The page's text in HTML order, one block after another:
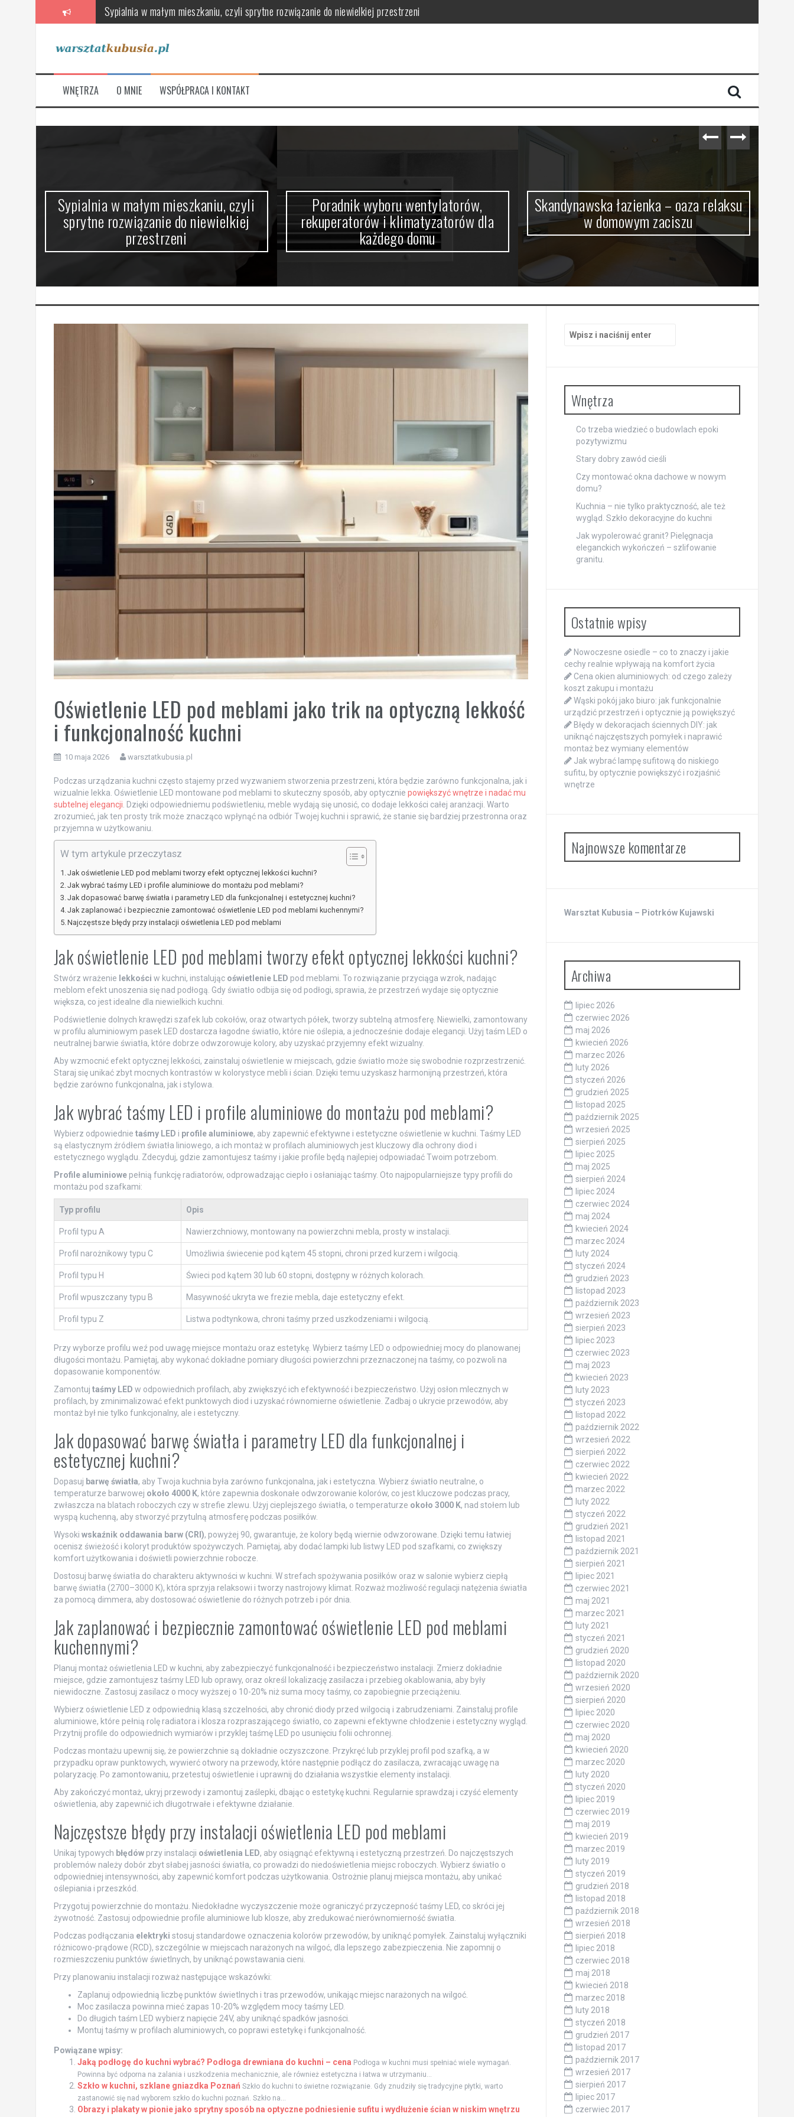
Poradnik wyboru wentylatorów, rekuperatorów i klimatyzatorów dla każdego domu
Stylowe i funkcjonalne, czyli jak urządza się nowoczesne wnętrza
Jak wybrać meble łazienkowe, które łączą funkcjonalność i estetykę?
Na co zwrócić uwagę przy wyborze nowej kabiny prysznicowej?
Sypialnia w małym mieszkaniu, czyli sprytne rozwiązanie do niewielkiej przestrzeni
WNĘTRZA O MNIE WSPÓŁPRACA I KONTAKT
Sypialnia w małym mieszkaniu, czyli
sprytne rozwiązanie do niewielkiej
przestrzeni
Poradnik wyboru wentylatorów,
rekuperatorów i klimatyzatorów dla
każdego domu
Skandynawska łazienka – oaza relaksu
w domowym zaciszu
Oświetlenie LED pod meblami jako trik na optyczną lekkość
i funkcjonalność kuchni
10 maja 2026 warsztatkubusia.pl
Podczas urządzania kuchni często stajemy przed wyzwaniem stworzenia przestrzeni, która będzie zarówno funkcjonalna, jak i
wizualnie lekka. Oświetlenie LED montowane pod meblami to skuteczny sposób, aby optycznie powiększyć wnętrze i nadać mu
subtelnej elegancji. Dzięki odpowiedniemu podświetleniu, meble wydają się unosić, co dodaje lekkości całej aranżacji. Warto
zrozumieć, jak ten prosty trik może znacząco wpłynąć na odbiór Twojej kuchni i sprawić, że stanie się bardziej przestronna oraz
przyjemna w użytkowaniu.
W tym artykule przeczytasz
Jak oświetlenie LED pod meblami tworzy efekt optycznej lekkości kuchni?
Jak wybrać taśmy LED i profile aluminiowe do montażu pod meblami?
Jak dopasować barwę światła i parametry LED dla funkcjonalnej i estetycznej kuchni?
Jak zaplanować i bezpiecznie zamontować oświetlenie LED pod meblami kuchennymi?
Najczęstsze błędy przy instalacji oświetlenia LED pod meblami
Jak oświetlenie LED pod meblami tworzy efekt optycznej lekkości kuchni?
Stwórz wrażenie lekkości w kuchni, instalując oświetlenie LED pod meblami. To rozwiązanie przyciąga wzrok, nadając
meblom efekt unoszenia się nad podłogą. Gdy światło odbija się od podłogi, sprawia, że przestrzeń wydaje się optycznie
większa, co jest idealne dla niewielkich kuchni.
Podświetlenie dolnych krawędzi szafek lub cokołów, oraz otwartych półek, tworzy subtelną atmosferę. Niewielki, zamontowany
w profilu aluminiowym pasek LED dostarcza łagodne światło, które nie oślepia, a jednocześnie dodaje elegancji. Użyj taśm LED o
neutralnej barwie światła, które dobrze odwzorowuje kolory, aby uzyskać przyjemny efekt wizualny.
Aby wzmocnić efekt optycznej lekkości, zainstaluj oświetlenie w miejscach, gdzie światło może się swobodnie rozprzestrzenić.
Staraj się unikać zbyt mocnych kontrastów w kolorystyce mebli i ścian. Dzięki temu uzyskasz harmonijną przestrzeń, która
będzie zarówno funkcjonalna, jak i stylowa.
Jak wybrać taśmy LED i profile aluminiowe do montażu pod meblami?
Wybierz odpowiednie taśmy LED i profile aluminiowe, aby zapewnić efektywne i estetyczne oświetlenie w kuchni. Taśmy LED
są elastycznym źródłem światła liniowego, a ich montaż w profilach aluminiowych jest kluczowy dla ochrony diod i
estetycznego wyglądu. Zdecyduj, gdzie zamontujesz taśmy i jakie profile będą najlepiej odpowiadać Twoim potrzebom.
Profile aluminiowepełnią funkcję radiatorów, odprowadzając ciepło i osłaniając taśmy. Oto najpopularniejsze typy profili do
montażu pod szafkami:
Typ profilu Opis
Profil typu A Nawierzchniowy, montowany na powierzchni mebla, prosty w instalacji.
Profil narożnikowy typu C Umożliwia świecenie pod kątem 45 stopni, chroni przed kurzem i wilgocią.
Profil typu H Świeci pod kątem 30 lub 60 stopni, dostępny w różnych kolorach.
Profil wpuszczany typu B Masywność ukryta we frezie mebla, daje estetyczny efekt.
Profil typu Z Listwa podtynkowa, chroni taśmy przed uszkodzeniami i wilgocią.
Przy wyborze profilu weź pod uwagę miejsce montażu oraz estetykę. Wybierz taśmy LED o odpowiedniej mocy do planowanej
długości montażu. Pamiętaj, aby wykonać dokładne pomiary długości powierzchni przeznaczonej na taśmy, co pozwoli na
dopasowanie komponentów.
Zamontuj taśmy LED w odpowiednich profilach, aby zwiększyć ich efektywność i bezpieczeństwo. Użyj osłon mlecznych w
profilach, by zminimalizować efekt punktowych diod i uzyskać równomierne oświetlenie. Zadbaj o ukrycie przewodów, aby
montaż był nie tylko funkcjonalny, ale i estetyczny.
Jak dopasować barwę światła i parametry LED dla funkcjonalnej i
estetycznej kuchni?
Dopasuj barwę światła, aby Twoja kuchnia była zarówno funkcjonalna, jak i estetyczna. Wybierz światło neutralne, o
temperaturze barwowej około 4000 K, które zapewnia doskonałe odwzorowanie kolorów, co jest kluczowe podczas pracy,
zwłaszcza na blatach roboczych czy w strefie zlewu. Użyj cieplejszego światła, o temperaturze około 3000 K, nad stołem lub
wyspą kuchenną, aby stworzyć przytulną atmosferę podczas posiłków.
Wysoki wskaźnik oddawania barw (CRI), powyżej 90, gwarantuje, że kolory będą wiernie odwzorowane. Dzięki temu łatwiej
ocenisz świeżość i koloryt produktów spożywczych. Pamiętaj, aby dodać lampki lub listwy LED pod szafkami, co zwiększy
komfort użytkowania i doświetli powierzchnie robocze.
Dostosuj barwę światła do charakteru aktywności w kuchni. W strefach spożywania posiłków oraz w salonie wybierz ciepłą
barwę światła (2700–3000 K), która sprzyja relaksowi i tworzy nastrojowy klimat. Rozważ możliwość regulacji natężenia światła
za pomocą dimmera, aby dostosować oświetlenie do różnych potrzeb i pór dnia.
Jak zaplanować i bezpiecznie zamontować oświetlenie LED pod meblami
kuchennymi?
Planuj montaż oświetlenia LED w kuchni, aby zabezpieczyć funkcjonalność i bezpieczeństwo instalacji. Zmierz dokładnie
miejsce, gdzie zamontujesz taśmy LED lub oprawy, oraz określ lokalizację zasilacza i przebieg okablowania, aby były
niewidoczne. Zastosuj zasilacz o mocy wyższej o 10-20% niż suma mocy taśmy, co zapobiegnie przeciążeniu.
Wybierz oświetlenie LED z odpowiednią klasą szczelności, aby chronić diody przed wilgocią i zabrudzeniami. Zainstaluj profile
aluminiowe, które pełnią rolę radiatora i klosza rozpraszającego światło, co zapewni efektywne chłodzenie i estetyczny wygląd.
Przytnij profile do odpowiednich wymiarów i przyklej taśmę LED po usunięciu folii ochronnej.
Podczas montażu upewnij się, że powierzchnie są dokładnie oczyszczone. Przykręć lub przyklej profil pod szafką, a w
przypadku opraw punktowych, wywierć otwory na przewody, które następnie podłącz do zasilacza, zwracając uwagę na
polaryzację. Po zamontowaniu, przetestuj oświetlenie i uprawnij do działania wszystkie elementy instalacji.
Aby zakończyć montaż, ukryj przewody i zamontuj zaślepki, dbając o estetykę kuchni. Regularnie sprawdzaj i czyść elementy
oświetlenia, aby zapewnić ich długotrwałe i efektywne działanie.
Najczęstsze błędy przy instalacji oświetlenia LED pod meblami
Unikaj typowych błędówprzy instalacji oświetlenia LED, aby osiągnąć efektywną i estetyczną przestrzeń. Do najczęstszych
problemów należy dobór zbyt słabej jasności światła, co prowadzi do niedoświetlenia miejsc roboczych. Wybierz światło o
odpowiedniej intensywności, aby zapewnić komfort podczas użytkowania. Ostrożnie planuj miejsca montażu, aby unikać
oślepiania i przeszkód.
Przygotuj powierzchnie do montażu. Niedokładne wyczyszczenie może ograniczyć przyczepność taśmy LED, co skróci jej
żywotność. Zastosuj odpowiednie profile aluminiowe lub klosze, aby zredukować nierównomierność światła.
Podczas podłączania elektryki stosuj standardowe oznaczenia kolorów przewodów, by uniknąć pomyłek. Zainstaluj wyłączniki
różnicowo-prądowe (RCD), szczególnie w miejscach narażonych na wilgoć, dla lepszego zabezpieczenia. Nie zapomnij o
rozmieszczeniu punktów świetlnych, by uniknąć powstawania cieni.
Przy planowaniu instalacji rozważ następujące wskazówki:
Zaplanuj odpowiednią liczbę punktów świetlnych i tras przewodów, unikając miejsc narażonych na wilgoć.
Moc zasilacza powinna mieć zapas 10-20% względem mocy taśmy LED.
Do długich taśm LED wybierz napięcie 24V, aby uniknąć spadków jasności.
Montuj taśmy w profilach aluminiowych, co poprawi estetykę i funkcjonalność.
Powiązane wpisy:
Jaką podłogę do kuchni wybrać? Podłoga drewniana do kuchni – cena Podłoga w kuchni musi spełniać wiele wymagań.
Powinna być odporna na zalania i uszkodzenia mechanicznie, ale również estetyczna i łatwa w utrzymaniu...
Szkło w kuchni, szklane gniazdka Poznań Szkło do kuchni to świetne rozwiązanie. Gdy znudziły się tradycyjne płytki, warto
zastanowić się nad wyborem szkło do kuchni poznań. Szkło na...
Obrazy i plakaty w pionie jako sprytny sposób na optyczne podniesienie sufitu i wydłużenie ścian w niskim wnętrzu
Szukaj:
Wnętrza
Co trzeba wiedzieć o budowlach epoki
pozytywizmu
Stary dobry zawód cieśli
Czy montować okna dachowe w nowym
domu?
Kuchnia – nie tylko praktyczność, ale też
wygląd. Szkło dekoracyjne do kuchni
Jak wypolerować granit? Pielęgnacja
eleganckich wykończeń – szlifowanie
granitu.
Ostatnie wpisy
Nowoczesne osiedle – co to znaczy i jakie
cechy realnie wpływają na komfort życia
Cena okien aluminiowych: od czego zależy
koszt zakupu i montażu
Wąski pokój jako biuro: jak funkcjonalnie
urządzić przestrzeń i optycznie ją powiększyć
Błędy w dekoracjach ściennych DIY: jak
uniknąć najczęstszych pomyłek i naprawić
montaż bez wymiany elementów
Jak wybrać lampę sufitową do niskiego
sufitu, by optycznie powiększyć i rozjaśnić
wnętrze
Najnowsze komentarze
Warsztat Kubusia – Piotrków Kujawski
Archiwa
lipiec 2026
czerwiec 2026
maj 2026
kwiecień 2026
marzec 2026
luty 2026
styczeń 2026
grudzień 2025
listopad 2025
październik 2025
wrzesień 2025
sierpień 2025
lipiec 2025
maj 2025
sierpień 2024
lipiec 2024
czerwiec 2024
maj 2024
kwiecień 2024
marzec 2024
luty 2024
styczeń 2024
grudzień 2023
listopad 2023
październik 2023
wrzesień 2023
sierpień 2023
lipiec 2023
czerwiec 2023
maj 2023
kwiecień 2023
luty 2023
styczeń 2023
listopad 2022
październik 2022
wrzesień 2022
sierpień 2022
czerwiec 2022
kwiecień 2022
marzec 2022
luty 2022
styczeń 2022
grudzień 2021
listopad 2021
październik 2021
sierpień 2021
lipiec 2021
czerwiec 2021
maj 2021
marzec 2021
luty 2021
styczeń 2021
grudzień 2020
listopad 2020
październik 2020
wrzesień 2020
sierpień 2020
lipiec 2020
czerwiec 2020
maj 2020
kwiecień 2020
marzec 2020
luty 2020
styczeń 2020
lipiec 2019
czerwiec 2019
maj 2019
kwiecień 2019
marzec 2019
luty 2019
styczeń 2019
grudzień 2018
listopad 2018
październik 2018
wrzesień 2018
sierpień 2018
lipiec 2018
czerwiec 2018
maj 2018
kwiecień 2018
marzec 2018
luty 2018
styczeń 2018
grudzień 2017
listopad 2017
październik 2017
wrzesień 2017
sierpień 2017
lipiec 2017
czerwiec 2017